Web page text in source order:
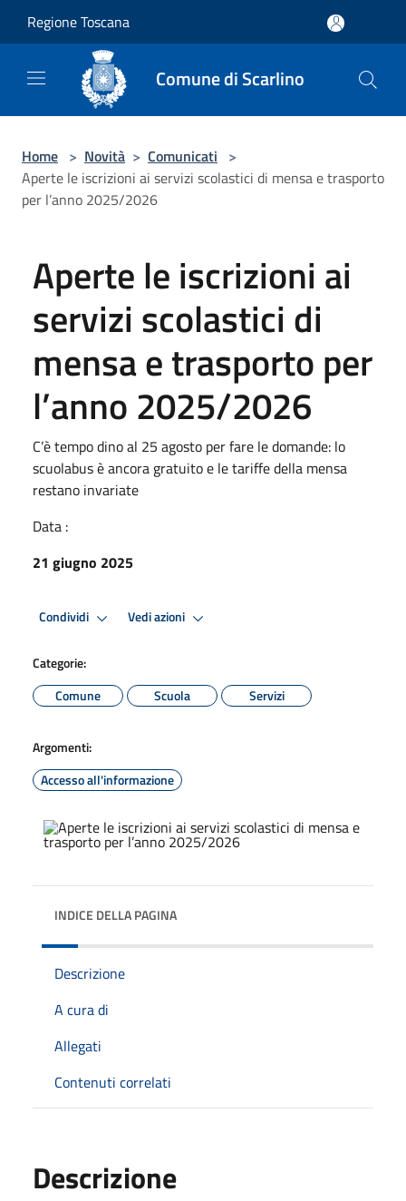
Regione Toscana
Comune di Scarlino
Home > Novità > Comunicati >
Aperte le iscrizioni ai servizi scolastici di mensa e trasporto
per l’anno 2025/2026
Aperte le iscrizioni ai
servizi scolastici di
mensa e trasporto per
l’anno 2025/2026
C’è tempo dino al 25 agosto per fare le domande: lo
scuolabus è ancora gratuito e le tariffe della mensa
restano invariate
Data :
21 giugno 2025
Condividi Vedi azioni
Categorie:
Comune
Scuola Servizi
Argomenti:
Accesso all'informazione
INDICE DELLA PAGINA
Descrizione
A cura di
Allegati
Contenuti correlati
Descrizione